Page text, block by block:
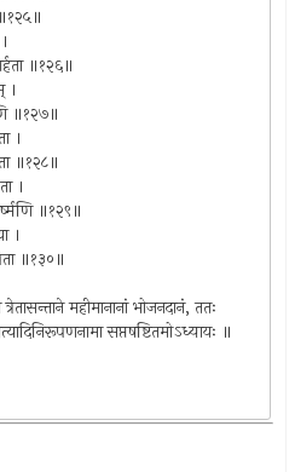
॥१२६॥
।
॥१२७॥
।
॥१२८॥
।
॥१२९॥
।
॥१३०॥
त्रेतासन्ताने महीमानानां भोजनदानं, ततः
सप्तषष्टितमोऽध्यायः ॥